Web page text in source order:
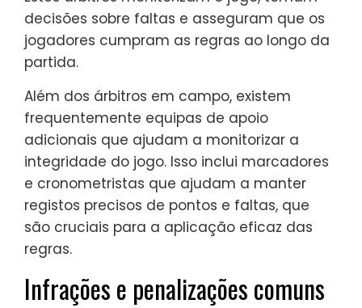
decisões sobre faltas e asseguram que os
jogadores cumpram as regras ao longo da
partida.
Além dos árbitros em campo, existem
frequentemente equipas de apoio
adicionais que ajudam a monitorizar a
integridade do jogo. Isso inclui marcadores
e cronometristas que ajudam a manter
registos precisos de pontos e faltas, que
são cruciais para a aplicação eficaz das
regras.
Infrações e penalizações comuns